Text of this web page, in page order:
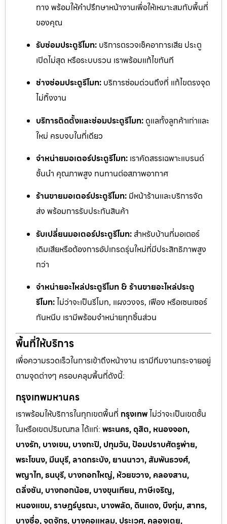
ทาง พร้อมให้คำปรึกษาหน้างานเพื่อให้เหมาะสมกับพื้นที่
ของคุณ
รับซ่อมประตูรีโมท: บริการตรวจเช็คอาการเสีย ประตู
เปิดไม่สุด หรือระบบรวน เราพร้อมแก้ไขทันที
ช่างซ่อมประตูรีโมท: บริการซ่อมด่วนถึงที่ แก้ไขตรงจุด
ไม่ทิ้งงาน
บริการติดตั้งและซ่อมประตูรีโมท: ดูแลทั้งลูกค้าเก่าและ
ใหม่ ครบจบในที่เดียว
จำหน่ายมอเตอร์ประตูรีโมท: เราคัดสรรเฉพาะแบรนด์
ชั้นนำ คุณภาพสูง ทนทานต่อสภาพอากาศ
ร้านขายมอเตอร์ประตูรีโมท: มีหน้าร้านและบริการจัด
ส่ง พร้อมการรับประกันสินค้า
รับเปลี่ยนมอเตอร์ประตูรีโมท: สำหรับบ้านที่มอเตอร์
เดิมเสียหรือต้องการอัปเกรดรุ่นใหม่ที่มีประสิทธิภาพสูง
กว่า
จำหน่ายอะไหล่ประตูรีโมท & ร้านขายอะไหล่ประตู
รีโมท:ไม่ว่าจะเป็นรีโมท, แผงวงจร, เฟือง หรือเซนเซอร์
กันหนีบ เรามีพร้อมจำหน่ายทุกชิ้นส่วน
พื้นที่ให้บริการ
เพื่อความรวดเร็วในการเข้าถึงหน้างาน เรามีทีมงานกระจายอยู่
ตามจุดต่างๆ ครอบคลุมพื้นที่ดังนี้:
กรุงเทพมหานคร
เราพร้อมให้บริการในทุกเขตพื้นที่ กรุงเทพไม่ว่าจะเป็นเขตชั้น
ในหรือเขตปริมณฑล ได้แก่: พระนคร, ดุสิต, หนองจอก,
บางรัก, บางเขน, บางกะปิ, ปทุมวัน, ป้อมปราบศัตรูพ่าย,
พระโขนง, มีนบุรี, ลาดกระบัง, ยานนาวา, สัมพันธวงศ์,
พญาไท, ธนบุรี, บางกอกใหญ่, ห้วยขวาง, คลองสาน,
ตลิ่งชัน, บางกอกน้อย, บางขุนเทียน, ภาษีเจริญ,
หนองแขม, ราษฎร์บูรณะ, บางพลัด, ดินแดง, บึงกุ่ม, สาทร,
บางซื่อ, จตุจักร, บางคอแหลม, ประเวศ, คลองเตย,